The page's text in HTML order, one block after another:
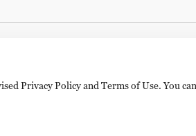
Privacy Policy and Terms of Use. You